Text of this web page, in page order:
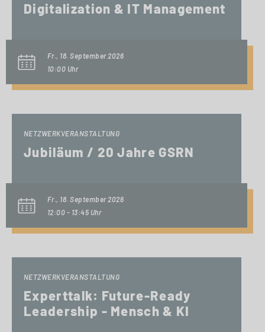
Digitalization & IT Management
Fr., 18. September 2026
10:00 Uhr
NETZWERKVERANSTALTUNG
Jubiläum / 20 Jahre GSRN
Fr., 18. September 2026
12:00 - 13:45 Uhr
NETZWERKVERANSTALTUNG
Experttalk: Future-Ready
Leadership - Mensch & KI